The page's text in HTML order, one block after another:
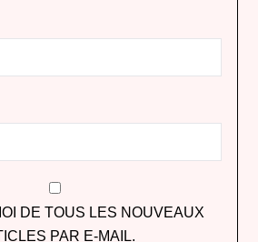
DE TOUS LES NOUVEAUX
PAR E-MAIL.